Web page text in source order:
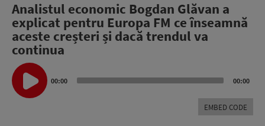
Analistul economic Bogdan Glăvan a
explicat pentru Europa FM ce înseamnă
aceste creșteri și dacă trendul va
continua
Audio
Player
00:00 00:00
EMBED CODE